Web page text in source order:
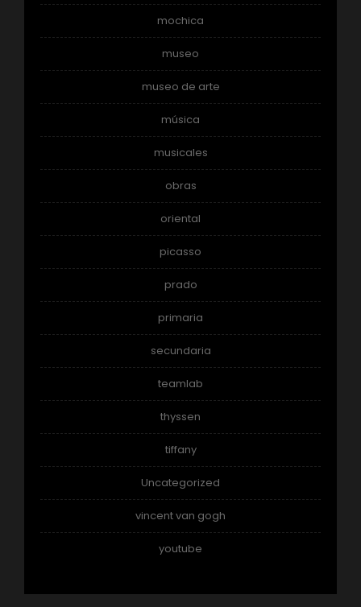
mochica
museo
museo de arte
música
musicales
obras
oriental
picasso
prado
primaria
secundaria
teamlab
thyssen
tiffany
Uncategorized
vincent van gogh
youtube